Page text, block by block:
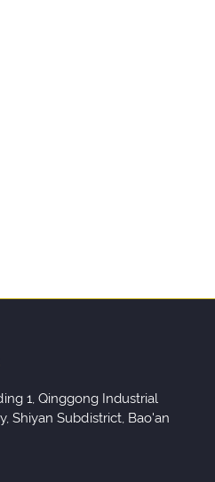
1, Qinggong Industrial
Shiyan Subdistrict, Bao'an